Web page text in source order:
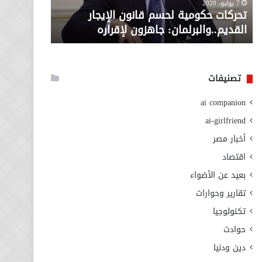
لإقراره
7 يوليو، 2020
تحركات حكومية لحسم قانون الإيجار
القديم..والبرلمان: جاهزون لإقراره
من
وزارة
الاجتماعي
تصنيفات
ai companion
ai-girlfriend
أخبار مصر
اقتصاد
بعيد عن الأضواء
تقارير وحوارات
تكنولوجيا
حوادث
دين ودنيا